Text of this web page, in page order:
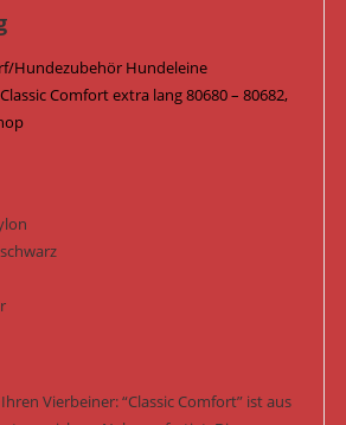
Hundezubehör Hundeleine
Comfort extra lang 80680 – 80682,
Vierbeiner: “Classic Comfort” ist aus